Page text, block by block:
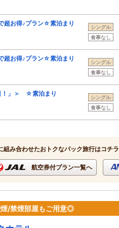
超お得♪プラン☆素泊まり
シングル
食事なし
超お得♪プラン☆素泊まり
シングル
食事なし
！」＞ ☆素泊まり
シングル
食事なし
組み合わせたおトクなパック旅行はコチラ
航空券付プラン一覧へ
/禁煙部屋もご用意◎